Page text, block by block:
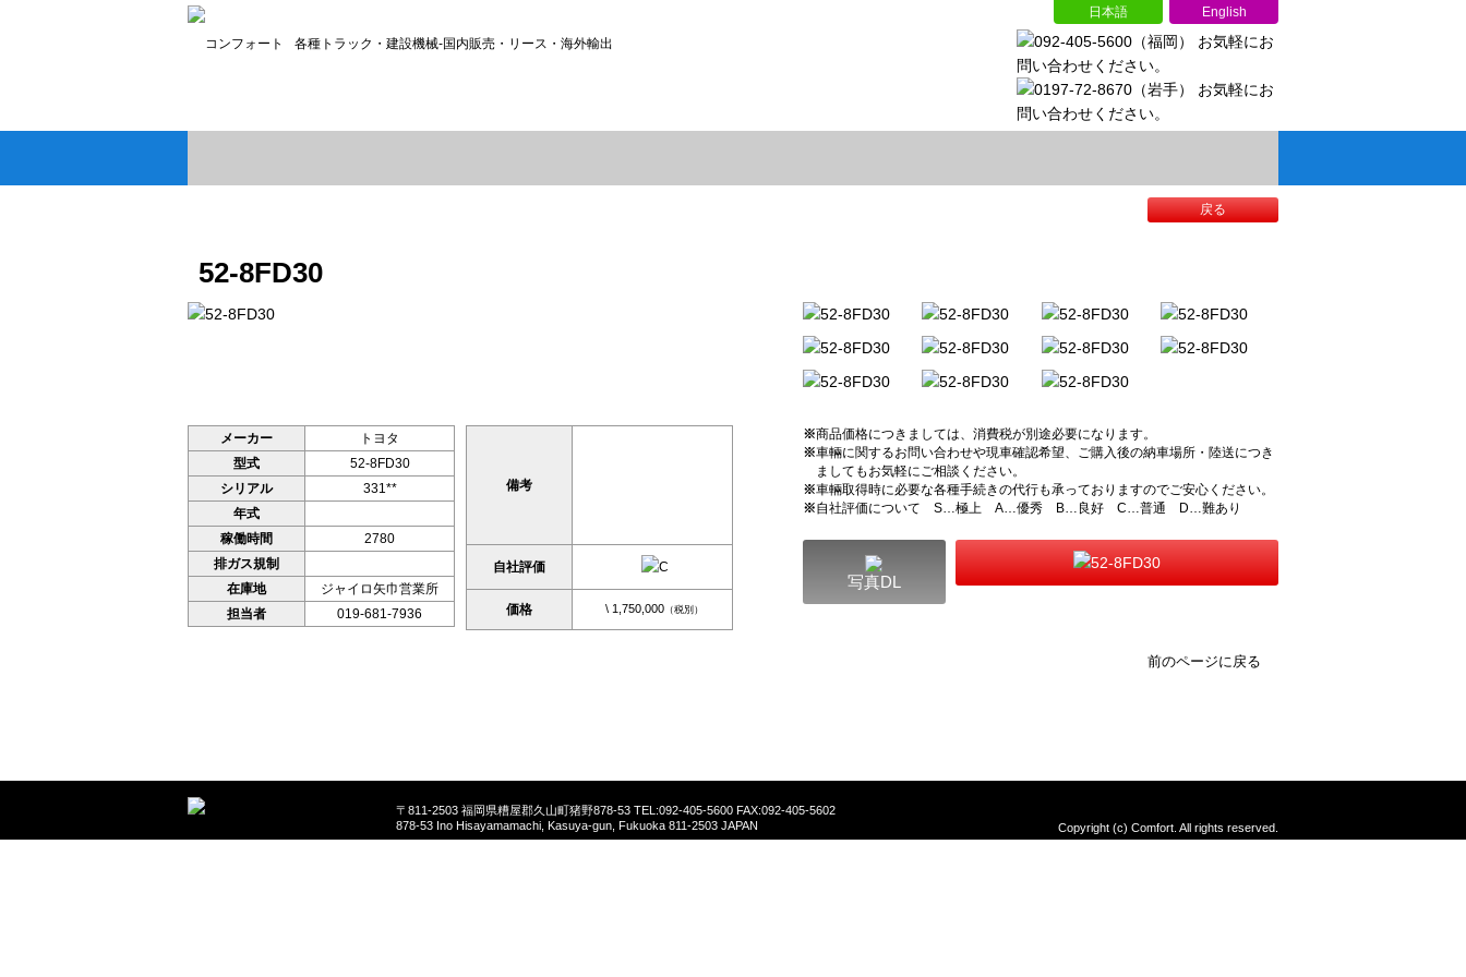
各種トラック・建設機械-国内販売・リース・海外輸出
English
日本語
戻る
52-8FD30
メーカー
トヨタ
型式
52-8FD30
シリアル
331**
年式
稼働時間
2780
排ガス規制
在庫地
ジャイロ矢巾営業所
担当者
019-681-7936
備考
自社評価
価格 \ 1,750,000 （税別）
※商品価格につきましては、消費税が別途必要になります。
※車輛に関するお問い合わせや現車確認希望、ご購入後の納車場所・陸送につき
ましてもお気軽にご相談ください。
※車輛取得時に必要な各種手続きの代行も承っておりますのでご安心ください。
※自社評価について S…極上 A…優秀 B…良好 C…普通 D…難あり
写真DL
前のページに戻る
〒811-2503 福岡県糟屋郡久山町猪野878-53 TEL:092-405-5600 FAX:092-405-5602
878-53 Ino Hisayamamachi, Kasuya-gun, Fukuoka 811-2503 JAPAN
Copyright (c) Comfort. All rights reserved.